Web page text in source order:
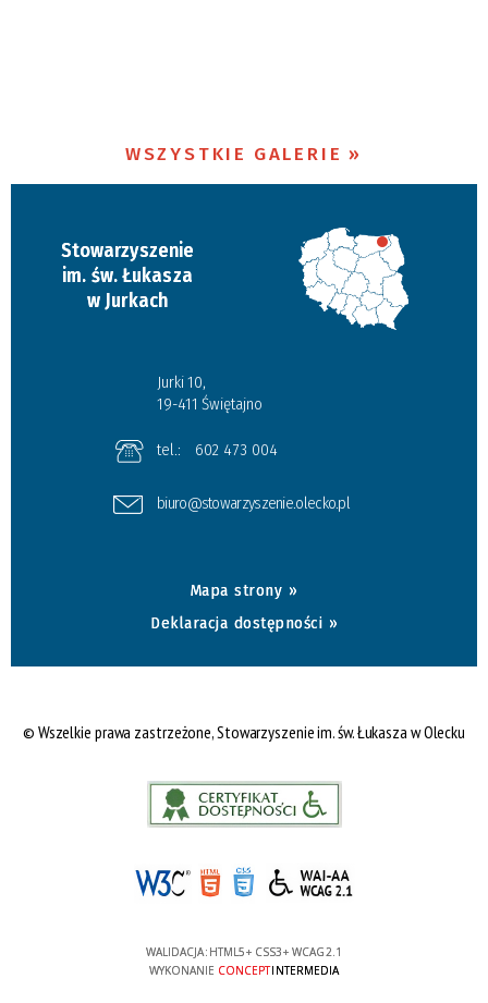
WSZYSTKIE GALERIE
Stowarzyszenie
im. św. Łukasza
w Jurkach
Jurki 10,
19-411 Świętajno
tel.: 602 473 004
biuro@stowarzyszenie.olecko.pl
Mapa strony »
Deklaracja dostępności »
© Wszelkie prawa zastrzeżone, Stowarzyszenie im. św. Łukasza w Olecku
WALIDACJA: HTML5+ CSS3+ WCAG 2.1
WYKONANIE CONCEPTINTERMEDIA